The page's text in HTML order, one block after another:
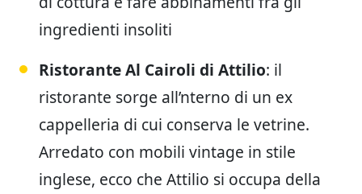
ingredienti insoliti
Ristorante Al Cairoli di Attilio: il
ristorante sorge all’nterno di un ex
cappelleria di cui conserva le vetrine.
Arredato con mobili vintage in stile
inglese, ecco che Attilio si occupa della